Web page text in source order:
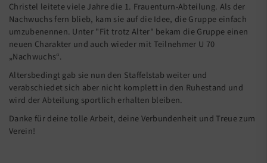
Christel leitete viele Jahre die 1. Frauenturn-Abteilung. Als der
Nachwuchs fern blieb, kam sie auf die Idee, die Gruppe einfach
umzubenennen. Unter "Fit trotz Alter" bekam die Gruppe einen
neuen Charakter und auch wieder mit Teilnehmer U 70
„Nachwuchs“.
Altersbedingt gab sie nun den Staffelstab weiter und
verabschiedet sich aber nicht komplett in den Ruhestand und
wird der Abteilung sportlich erhalten bleiben.
Danke für deine tolle Arbeit, deine Verbundenheit und Treue zum
Verein!